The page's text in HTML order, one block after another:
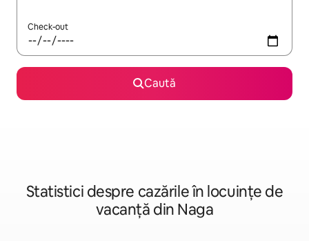
Check-out
Caută
Statistici despre cazările în locuințe de
vacanță din Naga